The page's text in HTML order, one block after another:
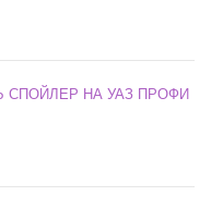
СПОЙЛЕР НА УАЗ ПРОФИ